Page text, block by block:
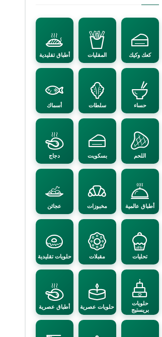
كعك وكيك المقليات أطباق تقليدية
حساء سلطات أسماك
اللحم بسكويت دجاج
أطباق عالمية مخبوزات عجائن
تحليات مقبلات حلويات تقليدية
حلويات
بريستيج
حلويات عصرية أطباق عصرية